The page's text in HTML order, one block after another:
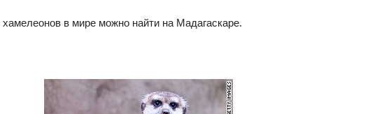
в мире можно найти на Мадагаскаре.